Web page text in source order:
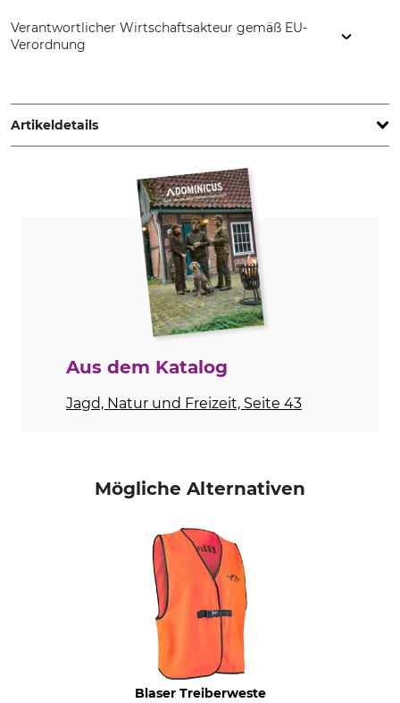
Verantwortlicher Wirtschaftsakteur gemäß EU-
Verordnung
www.pinewood.eu
Artikeldetails
Produkttyp
Warnweste
Atmungsaktivität
mittel
Jahreszeit
ganzjährig
highvisual orange
Aus dem Katalog
Jagd, Natur und Freizeit, Seite 43
Mögliche Alternativen
Blaser Treiberweste